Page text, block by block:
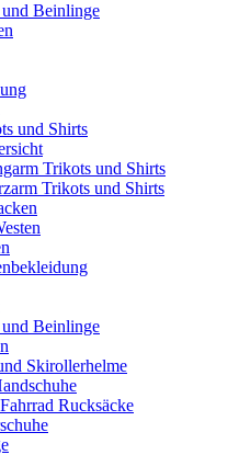
Beinlinge
und Shirts
Trikots und Shirts
Trikots und Shirts
Beinlinge
Skirollerhelme
Rucksäcke